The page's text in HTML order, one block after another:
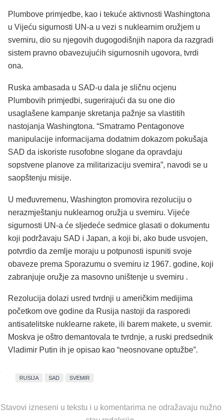
Plumbove primjedbe, kao i tekuće aktivnosti Washingtona
u Vijeću sigurnosti UN-a u vezi s nuklearnim oružjem u
svemiru, dio su njegovih dugogodišnjih napora da razgradi
sistem pravno obavezujućih sigurnosnih ugovora, tvrdi
ona.
Ruska ambasada u SAD-u dala je sličnu ocjenu
Plumbovih primjedbi, sugerirajući da su one dio
usaglašene kampanje skretanja pažnje sa vlastitih
nastojanja Washingtona. “Smatramo Pentagonove
manipulacije informacijama dodatnim dokazom pokušaja
SAD da iskoriste rusofobne slogane da opravdaju
sopstvene planove za militarizaciju svemira”, navodi se u
saopštenju misije.
U međuvremenu, Washington promovira rezoluciju o
nerazmještanju nuklearnog oružja u svemiru. Vijeće
sigurnosti UN-a će sljedeće sedmice glasati o dokumentu
koji podržavaju SAD i Japan, a koji bi, ako bude usvojen,
potvrdio da zemlje moraju u potpunosti ispuniti svoje
obaveze prema Sporazumu o svemiru iz 1967. godine, koji
zabranjuje oružje za masovno uništenje u svemiru .
Rezolucija dolazi usred tvrdnji u američkim medijima
početkom ove godine da Rusija nastoji da rasporedi
antisatelitske nuklearne rakete, ili barem makete, u svemir.
Moskva je oštro demantovala te tvrdnje, a ruski predsednik
Vladimir Putin ih je opisao kao “neosnovane optužbe”.
RUSIJA SAD SVEMIR
Stavovi izneseni u tekstu i u komentarima ne odražavaju nužno